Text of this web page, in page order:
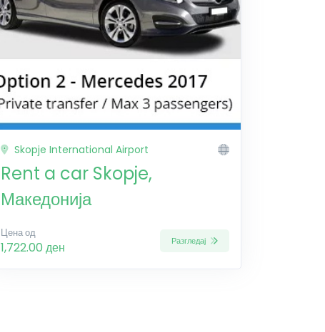
Skopje International Airport
Rent a car Skopje,
Македонија
Цена од
1,722.00 ден Разгледај